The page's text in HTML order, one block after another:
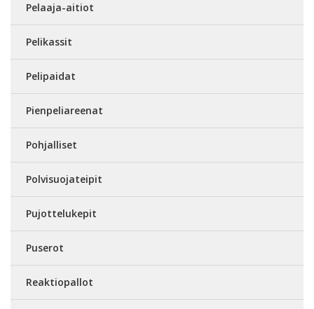
Pelaaja-aitiot
Pelikassit
Pelipaidat
Pienpeliareenat
Pohjalliset
Polvisuojateipit
Pujottelukepit
Puserot
Reaktiopallot